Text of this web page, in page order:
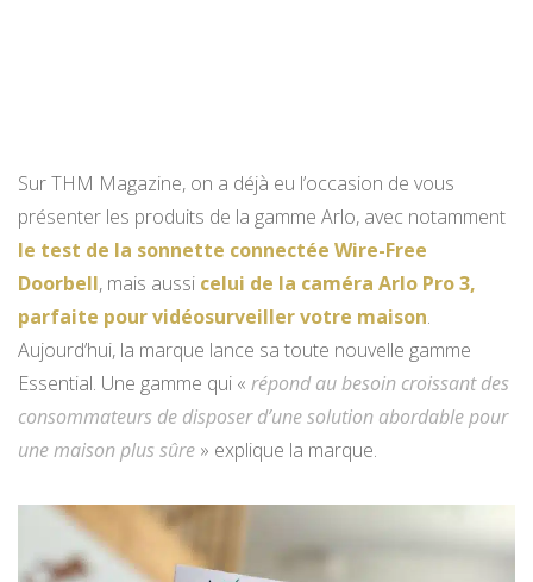
Sur THM Magazine, on a déjà eu l’occasion de vous
présenter les produits de la gamme Arlo, avec notamment
le test de la sonnette connectée Wire-Free
Doorbell, mais aussi celui de la caméra Arlo Pro 3,
parfaite pour vidéosurveiller votre maison.
Aujourd’hui, la marque lance sa toute nouvelle gamme
Essential. Une gamme qui « répond au besoin croissant des
consommateurs de disposer d’une solution abordable pour
une maison plus sûre » explique la marque.